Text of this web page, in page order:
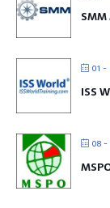
SMM
01 -
ISS
08 -